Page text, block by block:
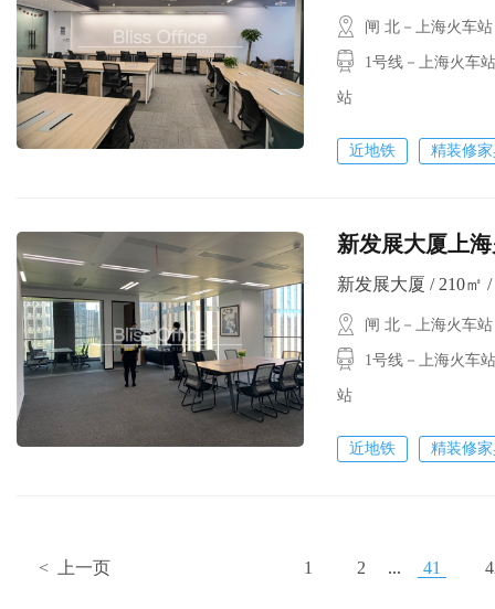
闸 北－上海火车站
1号线－上海火车站
站
近地铁 精装修
新发展大厦上
新发展大厦 / 210㎡ /
闸 北－上海火车站
1号线－上海火车站
站
近地铁 精装修
1 2 ... 41
< 上一页